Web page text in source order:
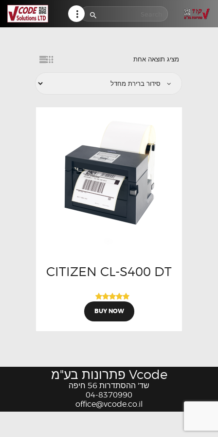
HELP CENTER
מציג תוצאה אחת
CITIZEN CL-S400 DT
5.00
מתוך 5
BUY NOW
office@vcode.co.il
04-8370990
שד' ההסתדרות 56 חיפה
Vcode פתרונות בע"מ